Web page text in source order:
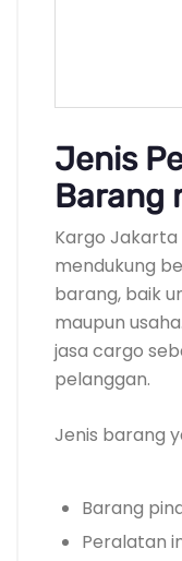
Jenis
Barang
Kargo Jakarta
mendukung
barang, baik
maupun
jasa cargo
pelanggan.
Jenis barang
Barang
Peralatan